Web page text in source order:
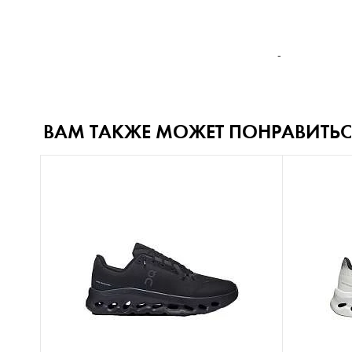
-
ВАМ ТАКЖЕ МОЖЕТ